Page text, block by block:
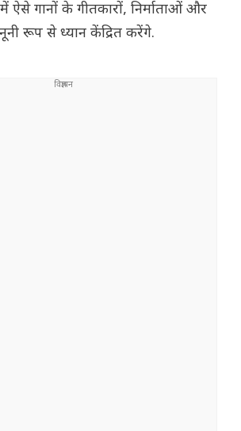
ऐसे गानों के गीतकारों, निर्माताओं और
रूप से ध्यान केंद्रित करेंगे.